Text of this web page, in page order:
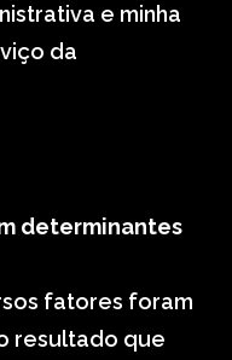
e minha
da
determinantes
fatores foram
resultado que